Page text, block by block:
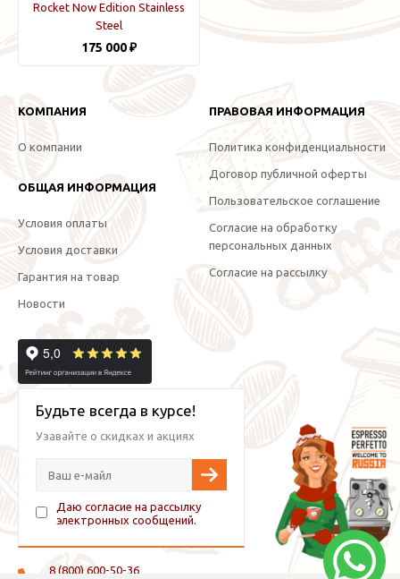
Rocket Now Edition Stainless
Steel
175 000 ₽
КОМПАНИЯ
О компании
ОБЩАЯ ИНФОРМАЦИЯ
Условия оплаты
Условия доставки
Гарантия на товар
Новости
ПРАВОВАЯ ИНФОРМАЦИЯ
Политика конфиденциальности
Договор публичной оферты
Пользовательское соглашение
Согласие на обработку
персональных данных
Согласие на рассылку
Будьте всегда в курсе!
Узавайте о скидках и акциях
Даю согласие на рассылку
электронных сообщений.
8 (800) 600-50-36